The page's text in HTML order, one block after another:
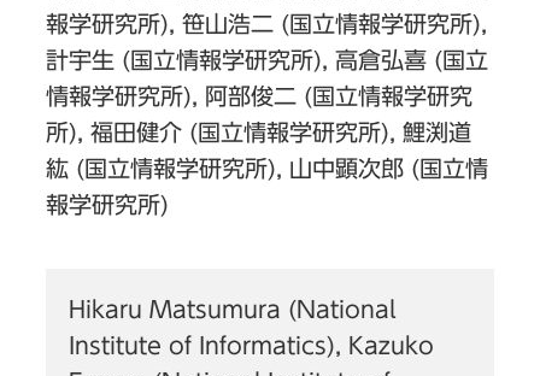
報学研究所), 笹山浩二 (国立情報学研究所),
計宇生 (国立情報学研究所), 高倉弘喜 (国立
情報学研究所), 阿部俊二 (国立情報学研究
所), 福田健介 (国立情報学研究所), 鯉渕道
紘 (国立情報学研究所), 山中顕次郎 (国立情
報学研究所)
Hikaru Matsumura (National
Institute of Informatics), Kazuko